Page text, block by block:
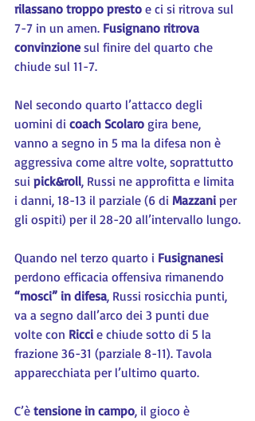
rilassano troppo presto e ci si ritrova sul
7-7 in un amen. Fusignano ritrova
convinzione sul finire del quarto che
chiude sul 11-7.
Nel secondo quarto l’attacco degli
uomini di coach Scolaro gira bene,
vanno a segno in 5 ma la difesa non è
aggressiva come altre volte, soprattutto
sui pick&roll, Russi ne approfitta e limita
i danni, 18-13 il parziale (6 di Mazzani per
gli ospiti) per il 28-20 all’intervallo lungo.
Quando nel terzo quarto i Fusignanesi
perdono efficacia offensiva rimanendo
“mosci” in difesa, Russi rosicchia punti,
va a segno dall’arco dei 3 punti due
volte con Ricci e chiude sotto di 5 la
frazione 36-31 (parziale 8-11). Tavola
apparecchiata per l’ultimo quarto.
C’è tensione in campo, il gioco è